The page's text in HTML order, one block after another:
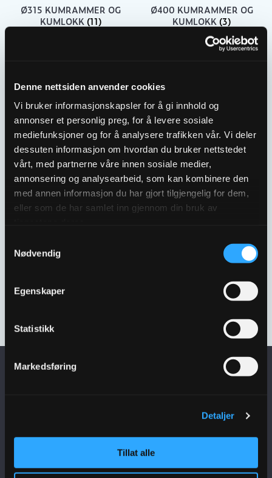
Denne nettsiden anvender cookies
Vi bruker informasjonskapsler for å gi innhold og
annonser et personlig preg, for å levere sosiale
mediefunksjoner og for å analysere trafikken vår. Vi deler
dessuten informasjon om hvordan du bruker nettstedet
vårt, med partnerne våre innen sosiale medier,
annonsering og analysearbeid, som kan kombinere den
med annen informasjon du har gjort tilgjengelig for dem,
eller som de har samlet inn gjennom din bruk av
Nødvendig
Egenskaper
Statistikk
Markedsføring
Detaljer
Tillat alle
Ø315 KUMRAMMER OG
KUMLOKK (11)
Ø400 KUMRAMMER OG
KUMLOKK (3)
Ø425 KUMRAMMER OG
KUMLOKK(5)
Ø600 KUMRAMMER OG
KUMLOKK(6)
KUPPELRISTER
Meld deg på nyhetsbrev